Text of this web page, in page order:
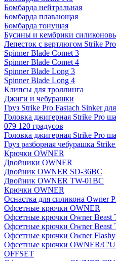
Бомбарда нейтральная
Бомбарда плавающая
Бомбарда тонущая
Бусины и кембрики
Лепесток с вертлюгом Strike Pro
Spinner Blade Comet 3
Spinner Blade Comet 4
Spinner Blade Long 3
Spinner Blade Long 4
Клипсы для троллинга
Джиги и чебурашки
Груз Strike Pro Fastach Sinker
Головка джигерная Strike Pro
079 120 градусов
Головка джигерная Strike Pro
Груз разборная чебурашка
Крючки OWNER
Двойники OWNER
Двойник OWNER SD-36BC
Двойник OWNER TW-01BC
Крючки OWNER
Оснастка для силикона Owner
Офсетные крючки OWNER
Офсетные крючки Owner Beast
Офсетные крючки Owner Beast
Офсетные крючки Owner
Офсетные крючки OWNER/
OFFSET